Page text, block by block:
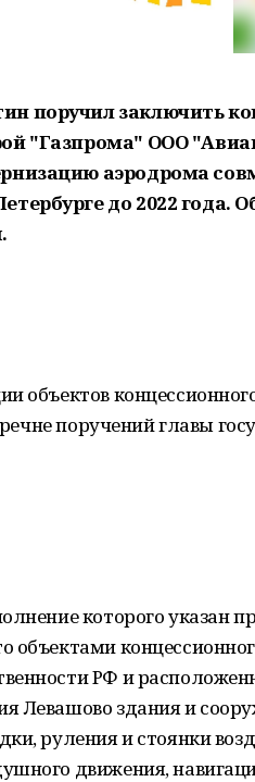
поручил заключить
"Газпрома" ООО
аэродрома
до 2022 года.
объектов
поручений главы
которого указан
объектами
РФ и
Левашово здания и
руления и стоянки
движения,